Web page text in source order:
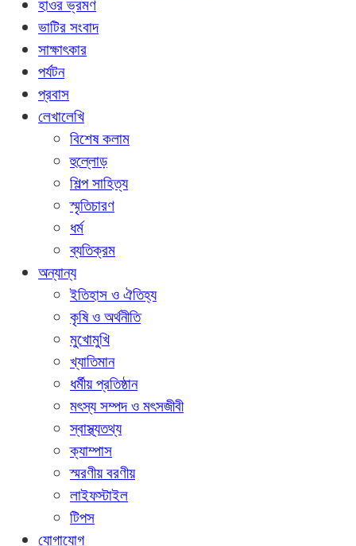
হাওর ভ্রমণ
ভাটির সংবাদ
সাক্ষাৎকার
পর্যটন
প্রবাস
লেখালেখি
বিশেষ কলাম
হুল্লোড়
শিল্প সাহিত্য
স্মৃতিচারণ
ধর্ম
ব্যতিক্রম
অন্যান্য
ইতিহাস ও ঐতিহ্য
কৃষি ও অর্থনীতি
মুখোমুখি
খ্যাতিমান
ধর্মীয় প্রতিষ্ঠান
মৎস্য সম্পদ ও মৎসজীবী
স্বাস্থ্যতথ্য
ক্যাম্পাস
স্মরণীয় বরণীয়
লাইফস্টাইল
টিপস
যোগাযোগ